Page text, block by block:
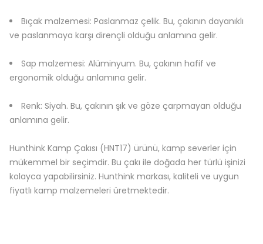
Bıçak malzemesi: Paslanmaz çelik. Bu, çakının dayanıklı
ve paslanmaya karşı dirençli olduğu anlamına gelir.
Sap malzemesi: Alüminyum. Bu, çakının hafif ve
ergonomik olduğu anlamına gelir.
Renk: Siyah. Bu, çakının şık ve göze çarpmayan olduğu
anlamına gelir.
Hunthink Kamp Çakısı (HNT17) ürünü, kamp severler için
mükemmel bir seçimdir. Bu çakı ile doğada her türlü işinizi
kolayca yapabilirsiniz. Hunthink markası, kaliteli ve uygun
fiyatlı kamp malzemeleri üretmektedir.